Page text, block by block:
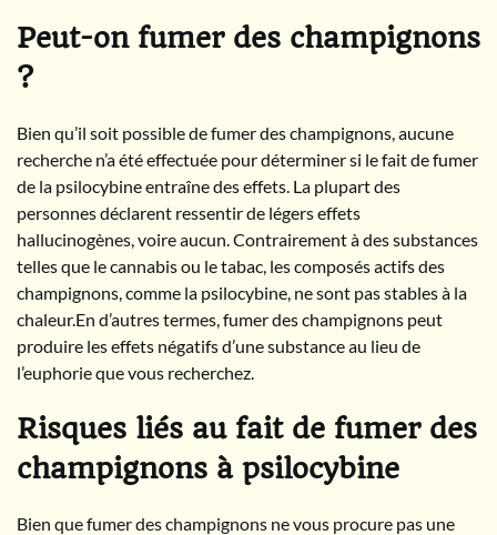
Peut-on fumer des champignons
?
Bien qu’il soit possible de fumer des champignons, aucune
recherche n’a été effectuée pour déterminer si le fait de fumer
de la psilocybine entraîne des effets. La plupart des
personnes déclarent ressentir de légers effets
hallucinogènes, voire aucun. Contrairement à des substances
telles que le cannabis ou le tabac, les composés actifs des
champignons, comme la psilocybine, ne sont pas stables à la
chaleur.En d’autres termes, fumer des champignons peut
produire les effets négatifs d’une substance au lieu de
l’euphorie que vous recherchez.
Risques liés au fait de fumer des
champignons à psilocybine
Bien que fumer des champignons ne vous procure pas une